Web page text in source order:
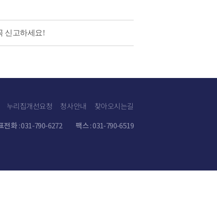
신고하세요!
누리집개선요청 청사안내 찾아오시는길
전화 : 031-790-6272 팩스 : 031-790-6519